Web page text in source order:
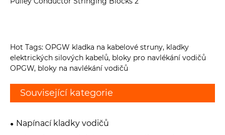
Hot Tags: OPGW kladka na kabelové struny, kladky
elektrických silových kabelů, bloky pro navlékání vodičů
OPGW, bloky na navlékání vodičů
Související kategorie
Napínací kladky vodičů